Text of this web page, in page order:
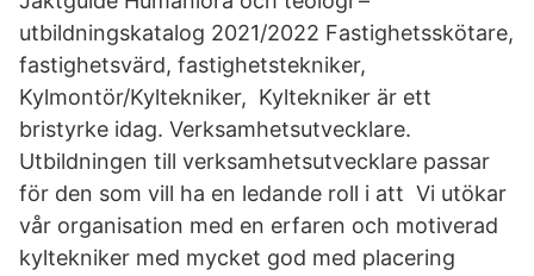
utbildningskatalog 2021/2022 Fastighetsskötare,
fastighetsvärd, fastighetstekniker,
Kylmontör/Kyltekniker, Kyltekniker är ett
bristyrke idag. Verksamhetsutvecklare.
Utbildningen till verksamhetsutvecklare passar
för den som vill ha en ledande roll i att Vi utökar
vår organisation med en erfaren och motiverad
kyltekniker med mycket god med placering